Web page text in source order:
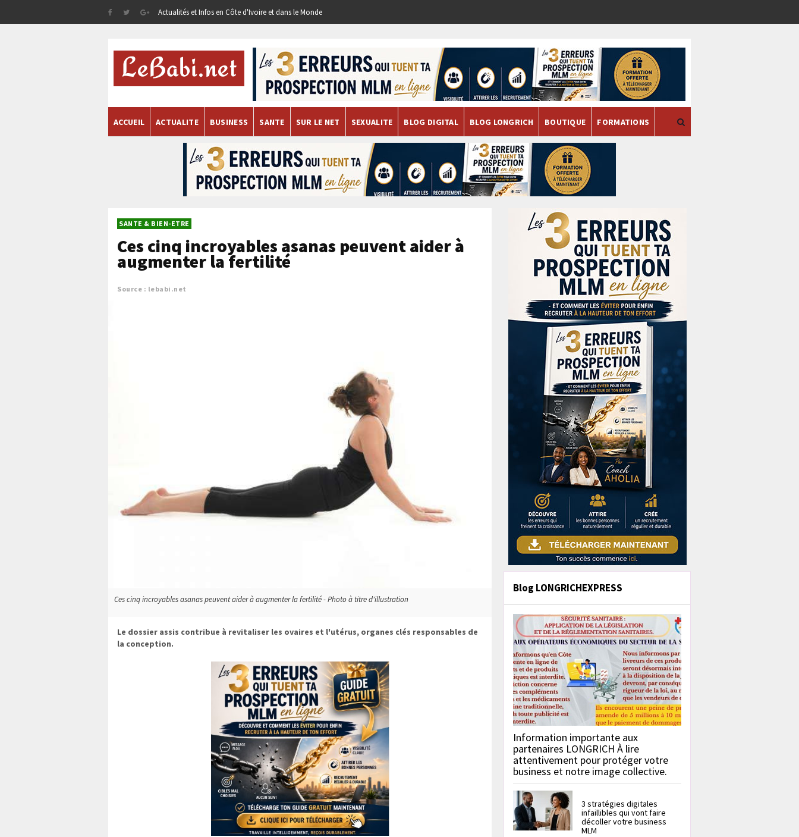
Actualités et Infos en Côte d'Ivoire et dans le Monde
ACCUEIL ACTUALITE BUSINESS SANTE SUR LE NET SEXUALITE BLOG DIGITAL BLOG LONGRICH BOUTIQUE FORMATIONS
SANTE & BIEN-ETRE
Ces cinq incroyables asanas peuvent aider à
augmenter la fertilité
Source : lebabi.net
Ces cinq incroyables asanas peuvent aider à augmenter la fertilité - Photo à titre d'illustration
Le dossier assis contribue à revitaliser les ovaires et l'utérus, organes clés responsables de
la conception.
Blog LONGRICHEXPRESS
Information importante aux
partenaires LONGRICH À lire
attentivement pour protéger votre
business et notre image collective.
3 stratégies digitales
infaillibles qui vont faire
décoller votre business
MLM